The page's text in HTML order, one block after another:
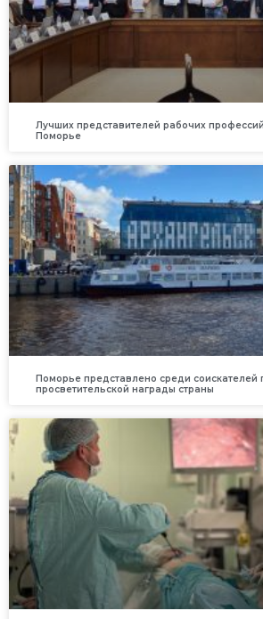
Лучших представителей рабочих
Поморье
Поморье представлено среди соискателей
просветительской награды страны